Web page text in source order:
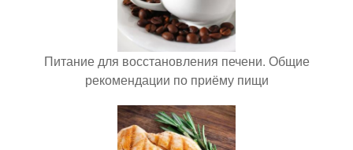
Питание для восстановления печени. Общие
рекомендации по приёму пищи